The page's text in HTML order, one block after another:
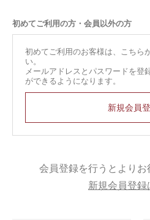
初めてご利用の方・会員以外の方
初めてご利用のお客様は、こちら
い。
メールアドレスとパスワードを登
ができるようになります。
会員登録を行うとより
新規会員登録